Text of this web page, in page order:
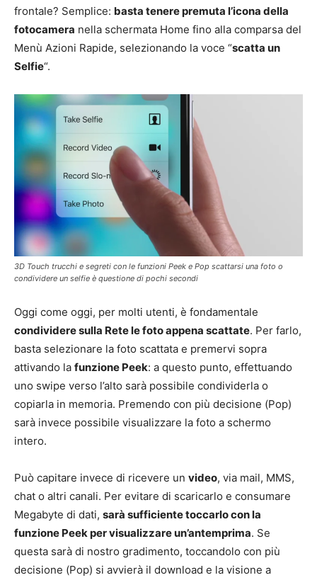
frontale? Semplice: basta tenere premuta l’icona della
fotocamera nella schermata Home fino alla comparsa del
Menù Azioni Rapide, selezionando la voce “scatta un
Selfie“.
3D Touch trucchi e segreti con le funzioni Peek e Pop scattarsi una foto o
condividere un selfie è questione di pochi secondi
Oggi come oggi, per molti utenti, è fondamentale
condividere sulla Rete le foto appena scattate. Per farlo,
basta selezionare la foto scattata e premervi sopra
attivando la funzione Peek: a questo punto, effettuando
uno swipe verso l’alto sarà possibile condividerla o
copiarla in memoria. Premendo con più decisione (Pop)
sarà invece possibile visualizzare la foto a schermo
intero.
Può capitare invece di ricevere un video, via mail, MMS,
chat o altri canali. Per evitare di scaricarlo e consumare
Megabyte di dati, sarà sufficiente toccarlo con la
funzione Peek per visualizzare un’antemprima. Se
questa sarà di nostro gradimento, toccandolo con più
decisione (Pop) si avvierà il download e la visione a